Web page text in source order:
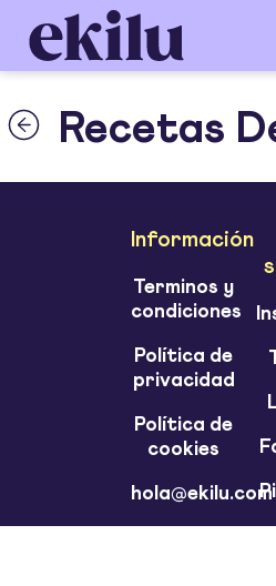
Recetas
Información
Terminos y
condiciones
Política de
privacidad
Política de
cookies
hola@ekilu.com